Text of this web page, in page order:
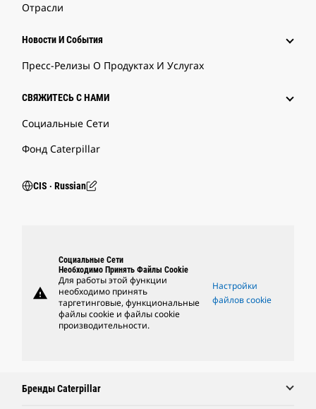
Отрасли
Новости И События
Пресс-Релизы О Продуктах И Услугах
СВЯЖИТЕСЬ С НАМИ
Социальные Сети
Фонд Caterpillar
CIS ‧ Russian
warning
Социальные Сети
Необходимо Принять Файлы Cookie
Для работы этой функции
необходимо принять
таргетинговые, функциональные
файлы cookie и файлы cookie
производительности.
Настройки
файлов cookie
Бренды Caterpillar